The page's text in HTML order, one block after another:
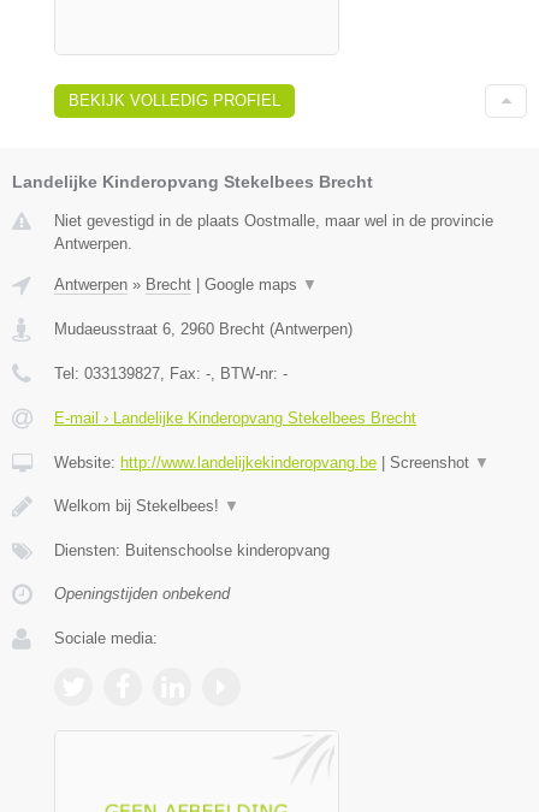
BEKIJK VOLLEDIG PROFIEL
Landelijke Kinderopvang Stekelbees Brecht
Niet gevestigd in de plaats Oostmalle, maar wel in de provincie
Antwerpen.
Antwerpen » Brecht Google maps ▼
Mudaeusstraat 6, 2960 Brecht (Antwerpen)
Tel: 033139827, Fax: -, BTW-nr: -
E-mail › Landelijke Kinderopvang Stekelbees Brecht
Website: http://www.landelijkekinderopvang.be Screenshot ▼
Welkom bij Stekelbees! ▼
Diensten: Buitenschoolse kinderopvang
Openingstijden onbekend
Sociale media: